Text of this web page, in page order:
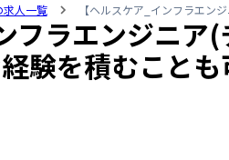
求人一覧 【ヘルスケア_インフラエン
フラエンジニ
験を積むこと